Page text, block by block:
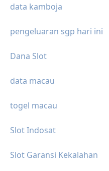
data kamboja
pengeluaran sgp hari ini
Dana Slot
data macau
togel macau
Slot Indosat
Slot Garansi Kekalahan